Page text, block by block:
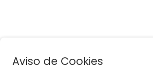
Aviso de Cookies